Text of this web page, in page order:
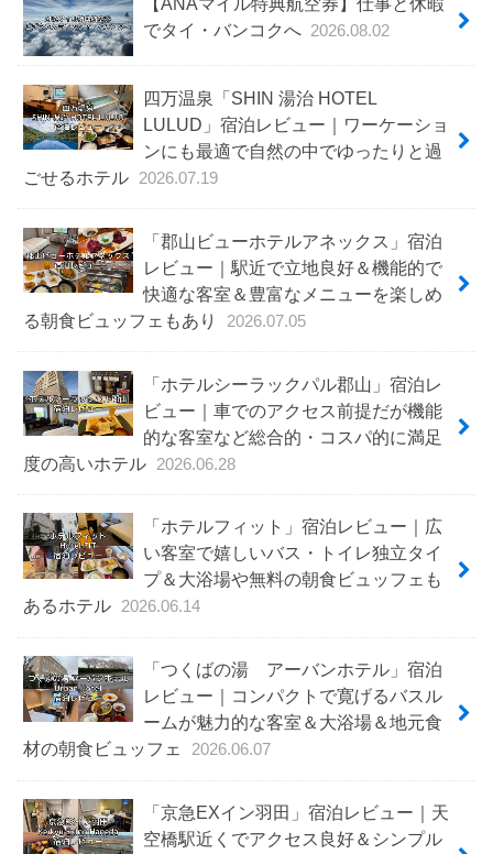
でタイ・バンコクへ 2026.08.02
四万温泉「SHIN 湯治 HOTEL
LULUD」宿泊レビュー｜ワーケーショ
ンにも最適で自然の中でゆったりと過
ごせるホテル
2026.07.19
「郡山ビューホテルアネックス」宿泊
レビュー｜駅近で立地良好＆機能的で
快適な客室＆豊富なメニューを楽しめ
る朝食ビュッフェもあり
2026.07.05
「ホテルシーラックパル郡山」宿泊レ
ビュー｜車でのアクセス前提だが機能
的な客室など総合的・コスパ的に満足
度の高いホテル
2026.06.28
「ホテルフィット」宿泊レビュー｜広
い客室で嬉しいバス・トイレ独立タイ
プ＆大浴場や無料の朝食ビュッフェも
あるホテル
2026.06.14
「つくばの湯 アーバンホテル」宿泊
レビュー｜コンパクトで寛げるバスル
ームが魅力的な客室＆大浴場＆地元食
材の朝食ビュッフェ
2026.06.07
「京急EXイン羽田」宿泊レビュー｜天
空橋駅近くでアクセス良好＆シンプル